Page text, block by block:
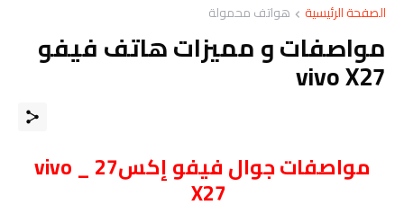
الصفحة الرئيسية هواتف محمولة
مواصفات و مميزات هاتف فيفو
vivo X27
مواصفاتجوال فيفو إكس27 _ vivo
X27